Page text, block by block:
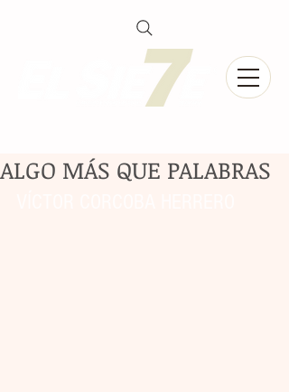
ALGO MÁS QUE PALABRAS